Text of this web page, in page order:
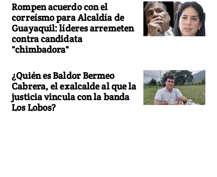
Rompen acuerdo con el
correísmo para Alcaldía de
Guayaquil: líderes arremeten
contra candidata
"chimbadora"
¿Quién es Baldor Bermeo
Cabrera, el exalcalde al que la
justicia vincula con la banda
Los Lobos?